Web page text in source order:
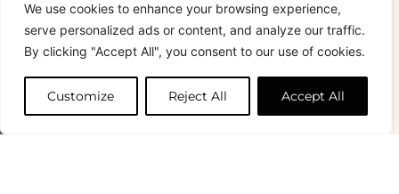
We use cookies to enhance your browsing experience,
serve personalized ads or content, and analyze our traffic.
By clicking "Accept All", you consent to our use of cookies.
Customize Reject All Accept All
Copyright © 2024 – © La Soufflerie.
Toutes les créations, tous les designs et tous les contenus sont
protégés par le droit d’auteur et le droit des marques.
Photos non contractuelles.
Vous voulez rester informé ? Inscrivez-vous